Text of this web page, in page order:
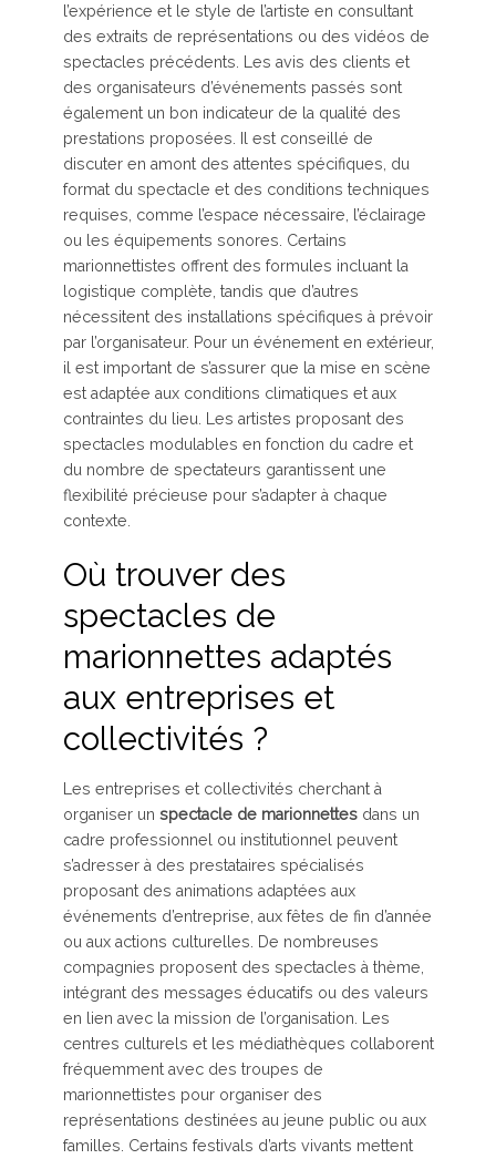
l’expérience et le style de l’artiste en consultant
des extraits de représentations ou des vidéos de
spectacles précédents. Les avis des clients et
des organisateurs d’événements passés sont
également un bon indicateur de la qualité des
prestations proposées. Il est conseillé de
discuter en amont des attentes spécifiques, du
format du spectacle et des conditions techniques
requises, comme l’espace nécessaire, l’éclairage
ou les équipements sonores. Certains
marionnettistes offrent des formules incluant la
logistique complète, tandis que d’autres
nécessitent des installations spécifiques à prévoir
par l’organisateur. Pour un événement en extérieur,
il est important de s’assurer que la mise en scène
est adaptée aux conditions climatiques et aux
contraintes du lieu. Les artistes proposant des
spectacles modulables en fonction du cadre et
du nombre de spectateurs garantissent une
flexibilité précieuse pour s’adapter à chaque
contexte.
Où trouver des
spectacles de
marionnettes adaptés
aux entreprises et
collectivités ?
Les entreprises et collectivités cherchant à
organiser un spectacle de marionnettesdans un
cadre professionnel ou institutionnel peuvent
s’adresser à des prestataires spécialisés
proposant des animations adaptées aux
événements d’entreprise, aux fêtes de fin d’année
ou aux actions culturelles. De nombreuses
compagnies proposent des spectacles à thème,
intégrant des messages éducatifs ou des valeurs
en lien avec la mission de l’organisation. Les
centres culturels et les médiathèques collaborent
fréquemment avec des troupes de
marionnettistes pour organiser des
représentations destinées au jeune public ou aux
familles. Certains festivals d’arts vivants mettent